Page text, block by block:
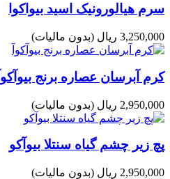
سرم هیالورونیک اسید بیواکوا
3,250,000 ریال (بدون مالیات)
کرم آبرسان عصاره برنج بیوآکوآ
2,950,000 ریال (بدون مالیات)
پچ زیر چشم گیاه سنتلا بیوآکو
2,950,000 ریال (بدون مالیات)